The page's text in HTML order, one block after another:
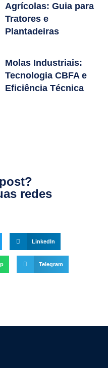
Agrícolas: Guia para
Tratores e
Plantadeiras
Molas Industriais:
Tecnologia CBFA e
Eficiência Técnica
redes
LinkedIn
Telegram